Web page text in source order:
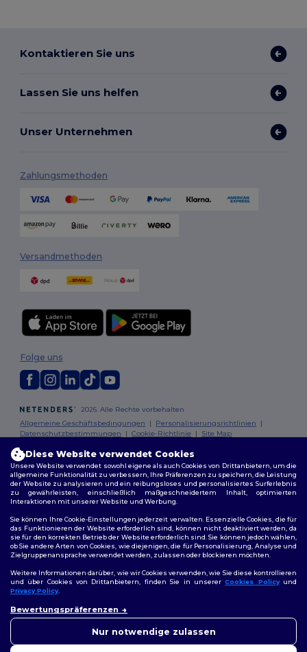
Kontaktieren Sie uns
Lassen Sie uns helfen
Unser Unternehmen
Zahlungsmethoden
Versandmethoden
2026. Alle Rechte vorbehalten
Allgemeine Geschäftsbedingungen | Personalisierungsrichtlinien |
Datenschutzbestimmungen |Cookie-Richtlinie | Site Map
Folge uns
Berlin|Hamburg| München | Köln |Frankfurt| Essen|Dortmund |
Stuttgart | Düsseldorf| Bremen
Diese Website verwendet Cookies
Unsere Website verwendet sowohl eigene als auch Cookies von Drittanbietern, um die
allgemeine Funktionalität zu verbessern, Ihre Präferenzen zu speichern, die Leistung
der Website zu analysieren und ein reibungsloses und personalisiertes Surferlebnis
zu gewährleisten, einschließlich maßgeschneidertem Inhalt, optimierten
Interaktionen mit unserer Website und Werbung.
Sie können Ihre Cookie-Einstellungen jederzeit verwalten. Essenzielle Cookies, die für
das Funktionieren der Website erforderlich sind, können nicht deaktiviert werden, da
sie für den korrekten Betrieb der Website erforderlich sind. Sie können jedoch wählen,
ob Sie andere Arten von Cookies, wie diejenigen, die für Personalisierung, Analyse und
Zielgruppenansprache verwendet werden, zulassen oder blockieren möchten.
Weitere Informationen darüber, wie wir Cookies verwenden, wie Sie diese kontrollieren
und über Cookies von Drittanbietern, finden Sie in unsererCookies Policyund
Privacy Policy.
Bewertungspräferenzen
Nur notwendige zulassen
uns jederzeit kontaktieren.